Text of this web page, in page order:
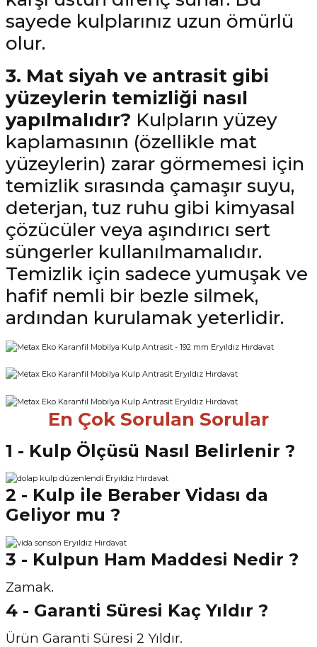
sayede kulplarınız uzun ömürlü
olur.
3. Mat siyah ve antrasit gibi
yüzeylerin temizliği nasıl
yapılmalıdır? Kulpların yüzey
kaplamasının (özellikle mat
yüzeylerin) zarar görmemesi için
temizlik sırasında çamaşır suyu,
deterjan, tuz ruhu gibi kimyasal
çözücüler veya aşındırıcı sert
süngerler kullanılmamalıdır.
Temizlik için sadece yumuşak ve
hafif nemli bir bezle silmek,
ardından kurulamak yeterlidir.
En Çok Sorulan Sorular
1 - Kulp Ölçüsü Nasıl Belirlenir ?
2 - Kulp ile Beraber Vidası da
Geliyor mu ?
3 - Kulpun Ham Maddesi Nedir ?
Zamak.
4 - Garanti Süresi Kaç Yıldır ?
Ürün Garanti Süresi 2 Yıldır.